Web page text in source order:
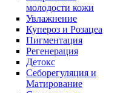
молодости кожи
Увлажнение
Купероз и Розацеа
Пигментация
Регенерация
Детокс
Себорегуляция и
Матирование